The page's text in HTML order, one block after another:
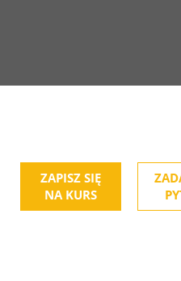
ZAPISZ SIĘ
NA KURS